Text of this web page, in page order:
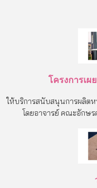
โครงการเ
ให้บริการสนับสนุนการผลิตห
โดยอาจารย์ คณะอักษ